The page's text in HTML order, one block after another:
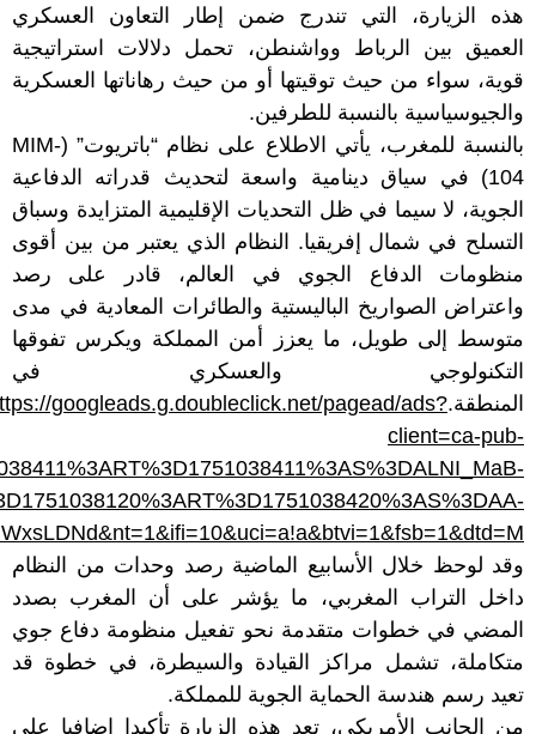
هذه الزيارة، التي تندرج ضمن إطار التعاون العسكري
العميق بين الرباط وواشنطن، تحمل دلالات استراتيجية
قوية، سواء من حيث توقيتها أو من حيث رهاناتها العسكرية
والجيوسياسية بالنسبة للطرفين.
بالنسبة للمغرب، يأتي الاطلاع على نظام “باتريوت” (MIM-
104) في سياق دينامية واسعة لتحديث قدراته الدفاعية
الجوية، لا سيما في ظل التحديات الإقليمية المتزايدة وسباق
التسلح في شمال إفريقيا. النظام الذي يعتبر من بين أقوى
منظومات الدفاع الجوي في العالم، قادر على رصد
واعتراض الصواريخ الباليستية والطائرات المعادية في مدى
متوسط إلى طويل، ما يعزز أمن المملكة ويكرس تفوقها
التكنولوجي والعسكري في
المنطقة.googleads.g.doubleclick.net/pagead/ads?
client=ca-pub-
وقد لوحظ خلال الأسابيع الماضية رصد وحدات من النظام
داخل التراب المغربي، ما يؤشر على أن المغرب بصدد
المضي في خطوات متقدمة نحو تفعيل منظومة دفاع جوي
متكاملة، تشمل مراكز القيادة والسيطرة، في خطوة قد
تعيد رسم هندسة الحماية الجوية للمملكة.
من الجانب الأمريكي، تعد هذه الزيارة تأكيدا إضافيا على